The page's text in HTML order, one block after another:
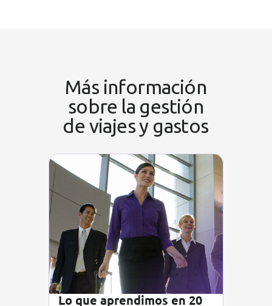
Más información
sobre la gestión
de viajes y gastos
Lo que aprendimos en 20